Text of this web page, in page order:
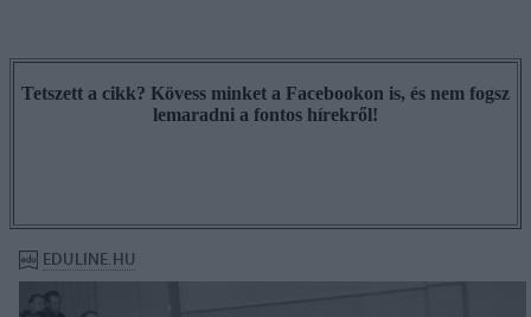
Tetszett a cikk? Kövess minket a Facebookon is, és nem fogsz
lemaradni a fontos hírekről!